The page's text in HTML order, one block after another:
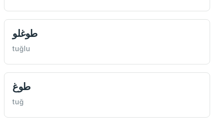
طوغلو
tuğlu
طوغ
tuğ